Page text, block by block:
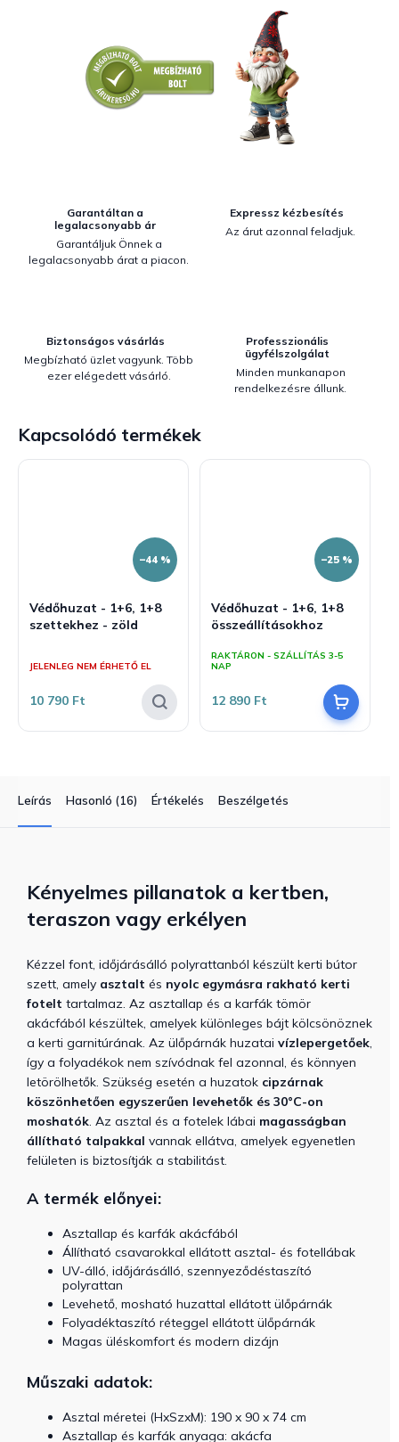
Garantáltan a
legalacsonyabb ár
Garantáljuk Önnek a
legalacsonyabb árat a piacon.
Expressz kézbesítés
Az árut azonnal feladjuk.
Biztonságos vásárlás
Megbízható üzlet vagyunk. Több
ezer elégedett vásárló.
Professzionális
ügyfélszolgálat
Minden munkanapon
rendelkezésre állunk.
Kapcsolódó termékek
–44 %
Védőhuzat - 1+6, 1+8
szettekhez - zöld
termék
5-
5,0
JELENLEG NEM ÉRHETŐ EL
10 790 Ft
–25 %
Védőhuzat - 1+6, 1+8
összeállításokhoz
RAKTÁRON - SZÁLLÍTÁS 3-5
NAP
12 890 Ft
Leírás Hasonló (16) Értékelés Beszélgetés
Kényelmes pillanatok a kertben,
teraszon vagy erkélyen
Kézzel font, időjárásálló polyrattanból készült kerti bútor
szett, amely asztalt és nyolc egymásra rakható kerti
fotelt tartalmaz. Az asztallap és a karfák tömör
akácfából készültek, amelyek különleges bájt kölcsönöznek
a kerti garnitúrának. Az ülőpárnák huzatai vízlepergetőek,
így a folyadékok nem szívódnak fel azonnal, és könnyen
letörölhetők. Szükség esetén a huzatok cipzárnak
köszönhetően egyszerűen levehetők és 30°C-on
moshatók. Az asztal és a fotelek lábai magasságban
állítható talpakkal vannak ellátva, amelyek egyenetlen
felületen is biztosítják a stabilitást.
A termék előnyei:
Asztallap és karfák akácfából
Állítható csavarokkal ellátott asztal- és fotellábak
UV-álló, időjárásálló, szennyeződéstaszító
polyrattan
Levehető, mosható huzattal ellátott ülőpárnák
Folyadéktaszító réteggel ellátott ülőpárnák
Magas üléskomfort és modern dizájn
Műszaki adatok:
Asztal méretei (HxSzxM): 190 x 90 x 74 cm
Asztallap és karfák anyaga: akácfa